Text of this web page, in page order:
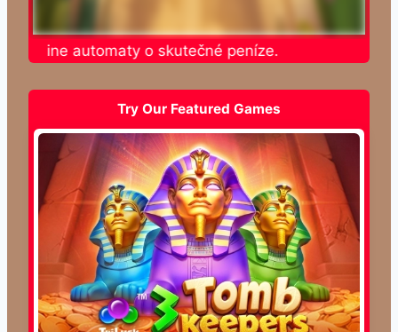
online automaty o skutečné peníze.
Try Our Featured Games